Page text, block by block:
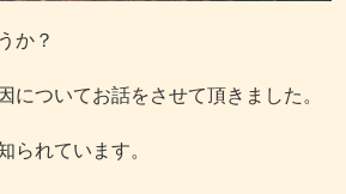
か？
についてお話をさせて頂きました。
られています。